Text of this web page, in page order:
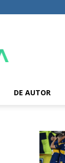
DE AUTOR